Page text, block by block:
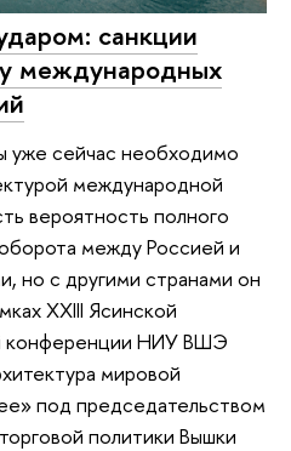
санкции
международных
уже сейчас необходимо
международной
вероятность полного
между Россией и
но с другими странами он
XXIII Ясинской
конференции НИУ ВШЭ
мировой
под председательством
политики Вышки